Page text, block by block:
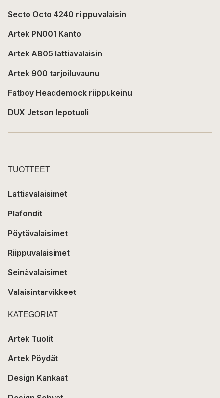
Secto Octo 4240 riippuvalaisin
Artek PN001 Kanto
Artek A805 lattiavalaisin
Artek 900 tarjoiluvaunu
Fatboy Headdemock riippukeinu
DUX Jetson lepotuoli
TUOTTEET
Lattiavalaisimet
Plafondit
Pöytävalaisimet
Riippuvalaisimet
Seinävalaisimet
Valaisintarvikkeet
KATEGORIAT
Artek Tuolit
Artek Pöydät
Design Kankaat